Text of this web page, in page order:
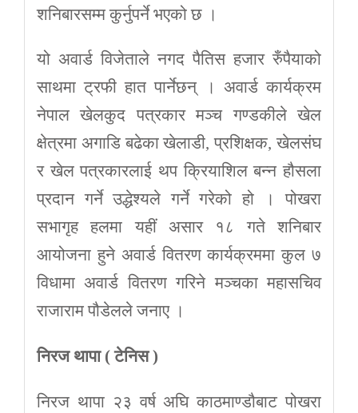
शनिबारसम्म कुर्नुपर्ने भएको छ ।
यो अवार्ड विजेताले नगद पैतिस हजार रुँपैयाको
साथमा ट्रफी हात पार्नेछन् । अवार्ड कार्यक्रम
नेपाल खेलकुद पत्रकार मञ्च गण्डकीले खेल
क्षेत्रमा अगाडि बढेका खेलाडी, प्रशिक्षक, खेलसंघ
र खेल पत्रकारलाई थप क्रियाशिल बन्न हौसला
प्रदान गर्ने उद्धेश्यले गर्ने गरेको हो । पोखरा
सभागृह हलमा यहीं असार १८ गते शनिबार
आयोजना हुने अवार्ड वितरण कार्यक्रममा कुल ७
विधामा अवार्ड वितरण गरिने मञ्चका महासचिव
राजाराम पौडेलले जनाए ।
निरज थापा ( टेनिस )
निरज थापा २३ वर्ष अघि काठमाण्डौबाट पोखरा